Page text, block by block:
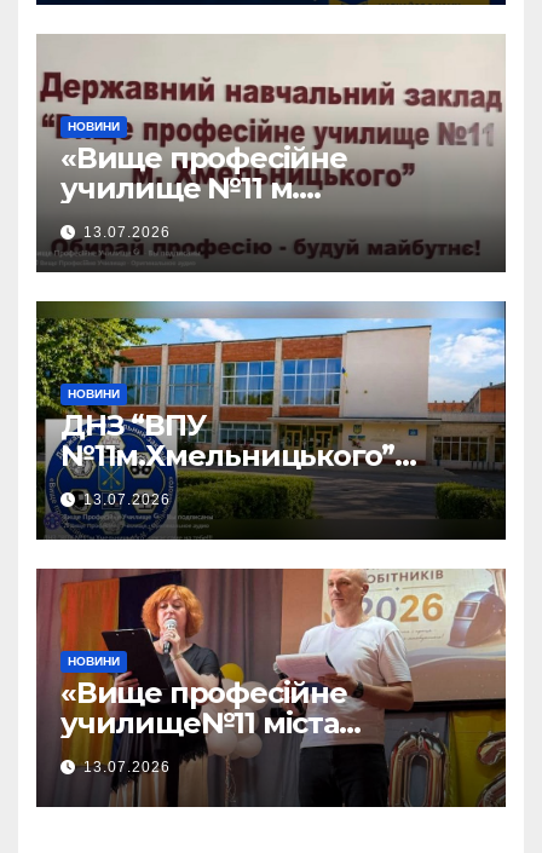
НОВИНИ
«Вище професійне
училище №11 м.
Хмельницького» запрошує
на навчання!
13.07.2026
НОВИНИ
ДНЗ “ВПУ
№11м.Хмельницького”
чекає саме на тебе!!!
13.07.2026
НОВИНИ
«Вище професійне
училище№11 міста
Хмельницького»відбувся —
ВИПУСК 2026!
13.07.2026